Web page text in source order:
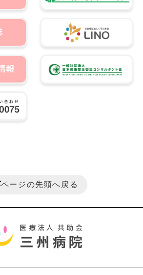
ページの先頭へ戻る